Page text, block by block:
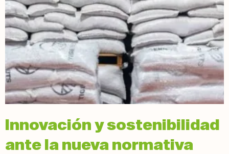
Innovación y sostenibilidad
ante la nueva normativa